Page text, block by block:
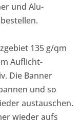
und Alu-
135 g/qm
Auflicht-
Die Banner
und so
austauschen.
wieder aufs